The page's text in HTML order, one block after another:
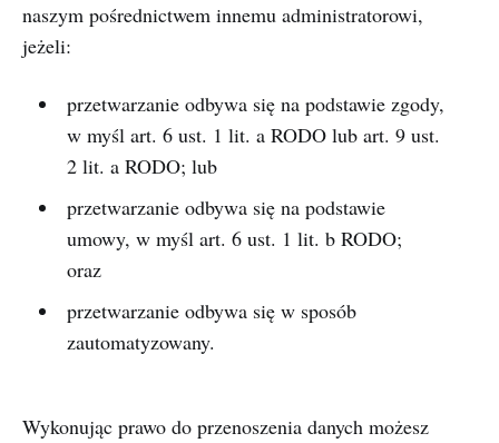
naszym pośrednictwem innemu administratorowi,
jeżeli:
przetwarzanie odbywa się na podstawie zgody,
w myśl art. 6 ust. 1 lit. a RODO lub art. 9 ust.
2 lit. a RODO; lub
przetwarzanie odbywa się na podstawie
umowy, w myśl art. 6 ust. 1 lit. b RODO;
oraz
przetwarzanie odbywa się w sposób
zautomatyzowany.
Wykonując prawo do przenoszenia danych możesz